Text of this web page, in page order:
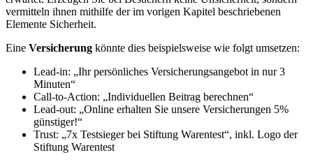
vermitteln ihnen mithilfe der im vorigen Kapitel beschriebenen
Elemente Sicherheit.
Eine Versicherung könnte dies beispielsweise wie folgt umsetzen:
Lead-in: „Ihr persönliches Versicherungsangebot in nur 3
Minuten“
Call-to-Action: „Individuellen Beitrag berechnen“
Lead-out: „Online erhalten Sie unsere Versicherungen 5%
günstiger!“
Trust: „7x Testsieger bei Stiftung Warentest“, inkl. Logo der
Stiftung Warentest